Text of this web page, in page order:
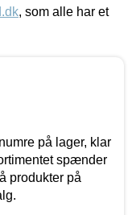
, som alle har et
på lager, klar
spænder
produkter på